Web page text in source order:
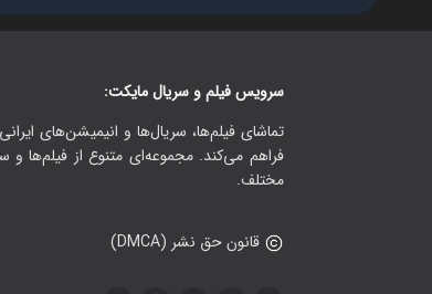
سرویس فیلم و سریال مایکت:
تماشای فیلم‌ها، سریال‌ها و انیمیشن‌های
فراهم می‌کند. مجموعه‌ای متنوع از فیلم‌ها و
مختلف.
قانون حق نشر (DMCA)